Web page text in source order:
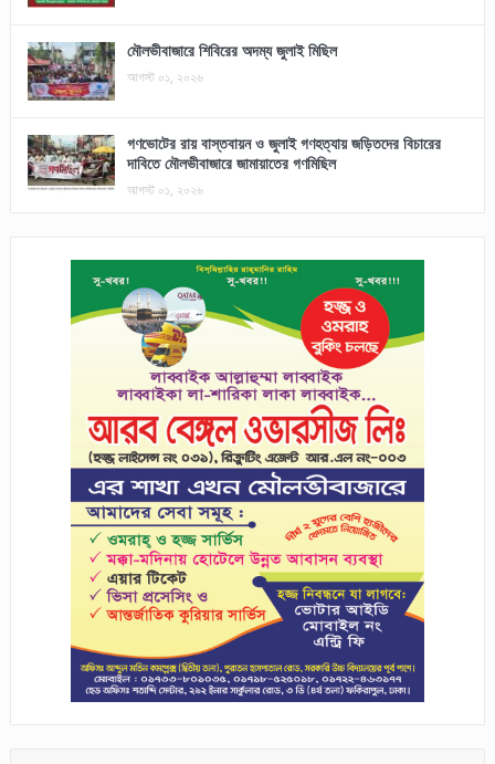
মৌলভীবাজারে শিবিরের অদম্য জুলাই মিছিল
আগস্ট ০১, ২০২৬
গণভোটের রায় বাস্তবায়ন ও জুলাই গণহত্যায় জড়িতদের বিচারের
দাবিতে মৌলভীবাজারে জামায়াতের গণমিছিল
আগস্ট ০১, ২০২৬